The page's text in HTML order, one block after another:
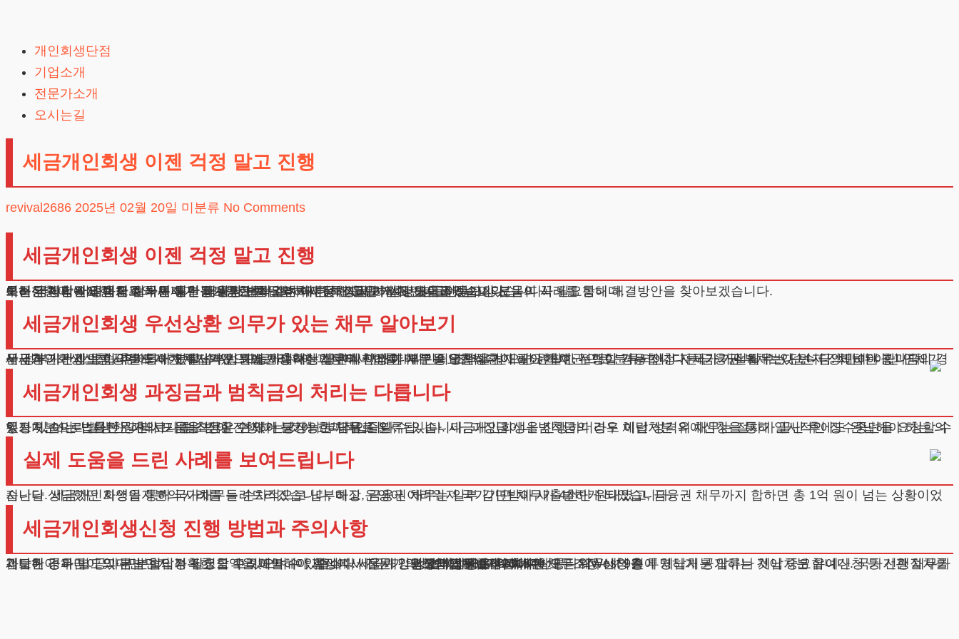
content
개인회생단점
기업소개
전문가소개
오시는길
세금개인회생 이젠 걱정 말고 진행
revival2686 2025년 02월 20일 미분류 No Comments
세금개인회생 이젠 걱정 말고 진행
최근 경제적 어려움으로 국세나 건강보험료를 납부하지 못해 고민하시는 분들이 늘고 있습니다.
이러한 상황에서 법적 절차를 통한 해결방안을 고려하시는 분들을 자주 만나고 있습니다.
특히 국가기관에 대한 채무는 일반 금융권 부채와는 다른 특성을 가지고 있어 전문가의 도움이 꼭 필요합니다.
오늘은 체납된 공과금과 국세 해결을 위한 법적 절차에 대해 자세히 설명해드리겠습니다.
우선상환이 필요한 채무와 면제가 불가능한 채무의 차이점, 그리고 실제 도움을 받으신 분들의 사례를 통해 해결방안을 찾아보겠습니다.
세금개인회생 우선상환 의무가 있는 채무 알아보기
국세청과 건강보험공단에 대한 체납액은 특별관리 대상입니다. 이러한 채무는 우선상환이 필요한 채권으로 분류되어, 다른 금융권 부채보다 먼저 정리해야 합니다.
세금개인회생신청 시 반드시 채무자가 법원에 제출하는 상환계획에 이 부분을 명확히 기재해야 하며, 누락할 경우 신청 자체가 거절될 수 있습니다. 체납된 공과금의 경우 정부기관과의 협의를 통해 분할납부가 가능하며, 이 과정에서 법률대리인의 조력을 받으면 원활한 진행이 가능합니다. 국가기관 채무는 단순 금액만이 아닌 연체가산금과 가산세 등이 추가되어 있을 수 있으므로, 정확한 채무액 산정이 매우 중요합니다.
세금개인회생 과징금과 범칙금의 처리는 다릅니다
행정처분으로 발생한 과태료나 범칙금은 면제가 불가능한 채무로 분류됩니다. 세금개인회생을 진행하더라도 이런 성격의 채무는 절차가 끝난 후에도 완납해야 하는 의무가 있습니다. 다만 상환 시기를 조정할 수 있어 당장의 부담을 줄일 수 있습니다. 과징금이나 범칙금의 경우 체납처분 유예신청을 통해 일시적인 징수중단을 요청할 수 있으며, 이는 법률전문가의 도움을 받아 진행하는 것이 효과적입니다.
실제 도움을 드린 사례를 보여드립니다
지난달 상담했던 자영업자분의 사례를 들려드리겠습니다. 매장 운영이 어려워져 국가기관 채무가 4천만 원대였고, 금융권 채무까지 합하면 총 1억 원이 넘는 상황이었습니다. 세금개인회생을 통해 국가채무는 순차적으로 납부하고, 금융권 채무는 일부 감면받아 새출발하게 되었습니다.
세금개인회생신청 진행 방법과 주의사항
체납된 공과금이 있다면 먼저 정확한 금액을 파악해야 합니다. 세금개인회생의 성공을 위해서는 모든 채무내역을 투명하게 공개하는 것이 중요합니다. 국가기관 채무가 과다한 경우 별도의 분납 협의가 필요할 수 있으며, 이 과정에서 전문가의 조언이 필수적입니다. 채무조정 신청 전에 체납처분 압류나 체납처분 유예신청 등 선행절차를 검토해야 하며, 공과금 분할납부 신청도 고려해볼 수 있습니다. 상호 : 법무법인 테헤란
사업자 : 589-86-01340
대표자 : 이수학
주소 : 서울시 강남구 테헤란로 420, KT선릉타워West 9층
광고책임변호사 : 이수학